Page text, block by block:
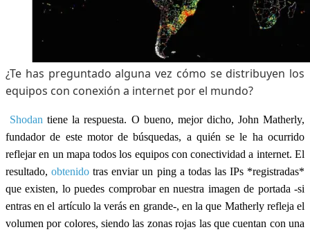
¿Te has preguntado alguna vez cómo se distribuyen los
equipos con conexión a internet por el mundo?
Shodan tiene la respuesta. O bueno, mejor dicho, John Matherly,
fundador de este motor de búsquedas, a quién se le ha ocurrido
reflejar en un mapa todos los equipos con conectividad a internet. El
resultado,obtenido tras enviar un ping a todas las IPs *registradas*
que existen, lo puedes comprobar en nuestra imagen de portada -si
entras en el artículo la verás en grande-, en la que Matherly refleja el
volumen por colores, siendo las zonas rojas las que cuentan con una